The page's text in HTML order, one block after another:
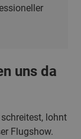
uns da
lohnt
Flugshow.